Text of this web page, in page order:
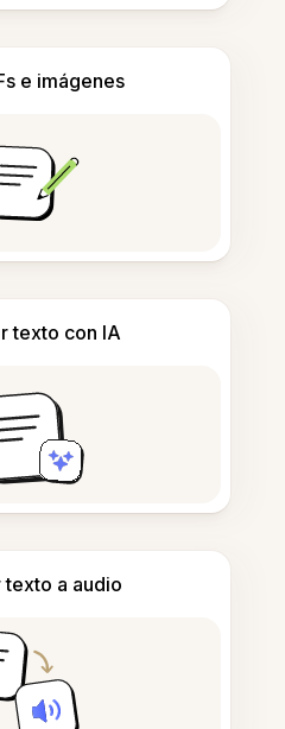
e imágenes
texto con IA
a audio